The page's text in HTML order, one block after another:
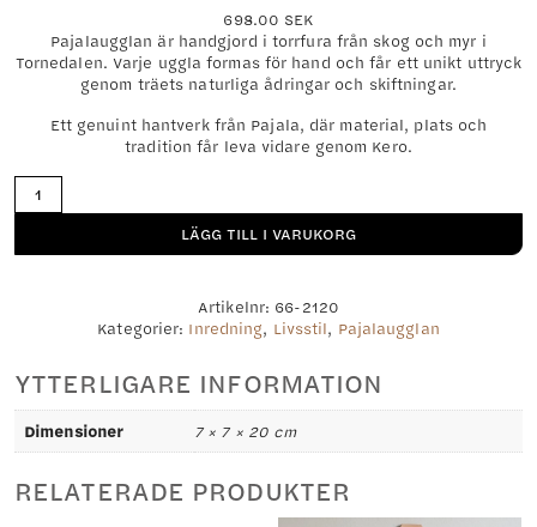
698.00 SEK
Pajalaugglan är handgjord i torrfura från skog och myr i
Tornedalen. Varje uggla formas för hand och får ett unikt uttryck
genom träets naturliga ådringar och skiftningar.
Ett genuint hantverk från Pajala, där material, plats och
tradition får leva vidare genom Kero.
Pajalaugglan
Tyra
LÄGG TILL I VARUKORG
Artikelnr: 66-2120
Kategorier: Inredning, Livsstil, Pajalaugglan
YTTERLIGARE INFORMATION
Dimensioner 7 × 7 × 20 cm
RELATERADE PRODUKTER